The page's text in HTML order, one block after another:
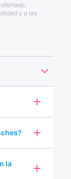
y a las
la